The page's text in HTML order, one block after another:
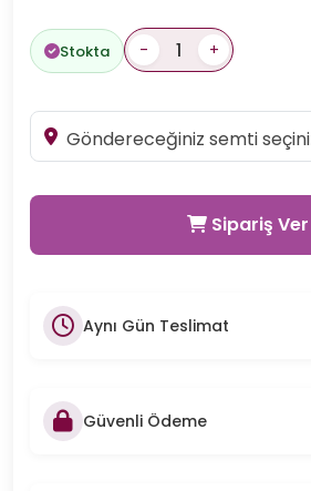
Stokta - +
Sipariş Ver
Aynı Gün Teslimat
Güvenli Ödeme